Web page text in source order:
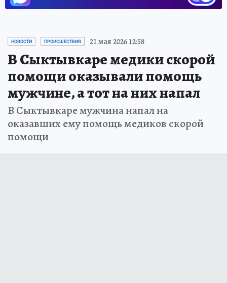
НОВОСТИ ПРОИСШЕСТВИЯ 21 мая 2026 12:58
В Сыктывкаре медики скорой
помощи оказывали помощь
мужчине, а тот на них напал
В Сыктывкаре мужчина напал на
оказавших ему помощь медиков скорой
помощи